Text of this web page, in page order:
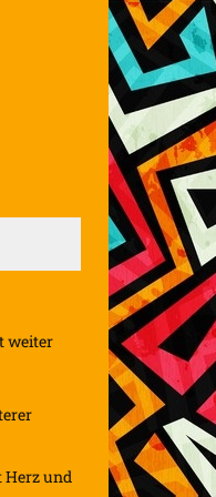
weiter
Herz und